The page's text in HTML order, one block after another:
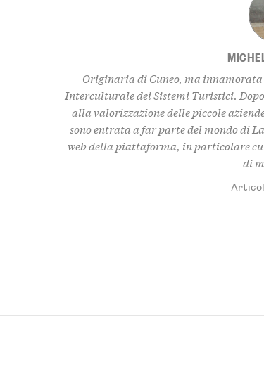
Originaria di Cuneo, ma
Interculturale dei Sistemi Turistici.
alla valorizzazione delle piccole
sono entrata a far parte del mondo di
web della piattaforma, in particolare
di